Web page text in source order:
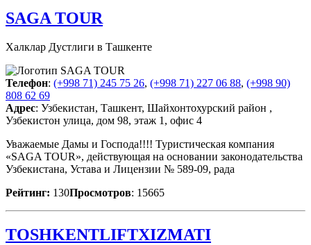
SAGA TOUR
Халклар Дустлиги в Ташкенте
Телефон: (+998 71) 245 75 26, (+998 71) 227 06 88, (+998 90)
808 62 69
Адрес: Узбекистан, Ташкент, Шайхонтохурский район ,
Узбекистон улица, дом 98, этаж 1, офис 4
Уважаемые Дамы и Господа!!!! Туристическая компания
«SAGA TOUR», действующая на основании законодательства
Узбекистана, Устава и Лицензии № 589-09, рада
Рейтинг: 130Просмотров: 15665
TOSHKENTLIFTXIZMATI